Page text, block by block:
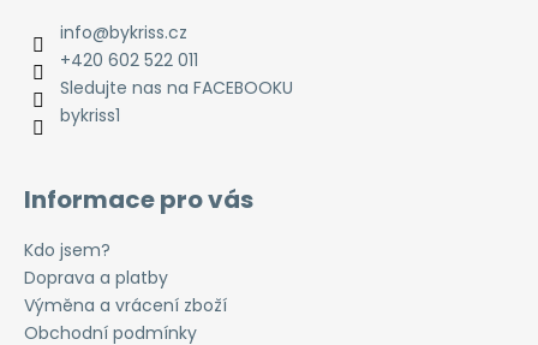
info@bykriss.cz
+420 602 522 011
Sledujte nas na FACEBOOKU
bykriss1
Informace pro vás
Kdo jsem?
Doprava a platby
Výměna a vrácení zboží
Obchodní podmínky